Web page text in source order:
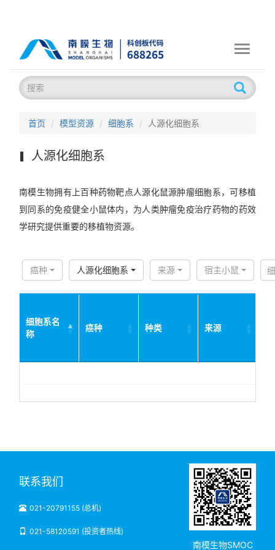
Toggle
首页 模型资源 细胞系 人源化细胞系
人源化细胞系
南模生物拥有上百种药物靶点人源化鼠源肿瘤细胞系，可移植
到同系的免疫健全小鼠体内，为人类肿瘤免疫治疗药物的药效
学研究提供重要的移植物资源。
癌种 人源化细胞系 来源 宿主小鼠
细胞系名
称
癌种 种类 来源
联系我们
021-20791155 (总机)
021-58120591 (投资者热线)
南模生物SMOC